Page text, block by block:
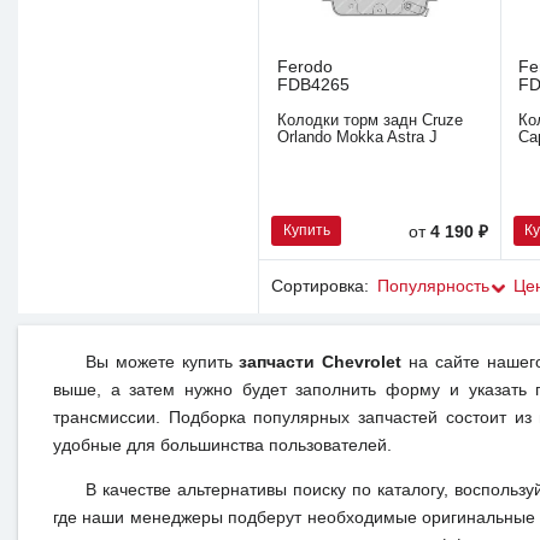
Ferodo
FDB4265
Колодки торм задн Cruze
Orlando Mokka Astra J
Купить от4 190 ₽
Сортировка: Популярность
Вы можете купитьзапчасти Chevrolet на сайте
выше, а затем нужно будет заполнить форму и
трансмиссии. Подборка популярных запчастей состоит
удобные для большинства пользователей.
В качестве альтернативы поиску по каталогу,
где наши менеджеры подберут необходимые